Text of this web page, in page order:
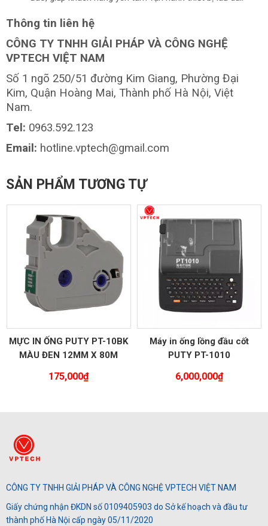
Thông tin liên hệ
CÔNG TY TNHH GIẢI PHÁP VÀ CÔNG NGHỆ
VPTECH VIỆT NAM
Số 1 ngõ 250/51 đường Kim Giang, Phường Đại
Kim, Quận Hoàng Mai, Thành phố Hà Nội, Việt
Nam.
Tel: 0963.592.123
Email: hotline.vptech@gmail.com
SẢN PHẨM TƯƠNG TỰ
MỰC IN ỐNG PUTY PT-10BK
MÀU ĐEN 12MM X 80M
175,000₫
Máy in ống lồng đầu cốt
PUTY PT-1010
6,000,000₫
CÔNG TY TNHH GIẢI PHÁP VÀ CÔNG NGHỆ VPTECH VIỆT NAM
Giấy chứng nhận ĐKDN số 0109405903 do Sở kế hoạch và đầu tư
thành phố Hà Nội cấp ngày 05/11/2020